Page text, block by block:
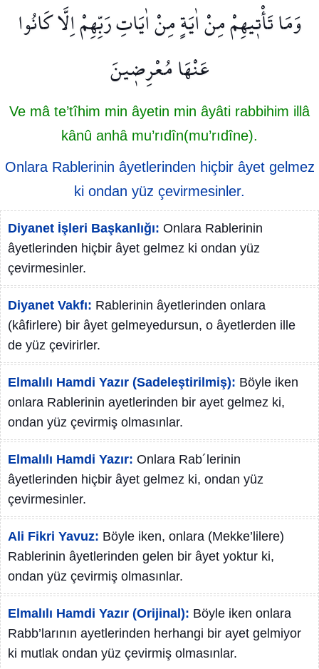
وَمَا تَأْت۪يهِمْ مِنْ اٰيَةٍ مِنْ اٰيَاتِ رَبِّهِمْ اِلَّا كَانُوا
عَنْهَا مُعْرِض۪ينَ
Ve mâ te’tîhim min âyetin min âyâti rabbihim illâ
kânû anhâ mu’rıdîn(mu’rıdîne).
Onlara Rablerinin âyetlerinden hiçbir âyet gelmez
ki ondan yüz çevirmesinler.
Diyanet İşleri Başkanlığı: Onlara Rablerinin
âyetlerinden hiçbir âyet gelmez ki ondan yüz
çevirmesinler.
Diyanet Vakfı: Rablerinin âyetlerinden onlara
(kâfirlere) bir âyet gelmeyedursun, o âyetlerden ille
de yüz çevirirler.
Elmalılı Hamdi Yazır (Sadeleştirilmiş): Böyle iken
onlara Rablerinin ayetlerinden bir ayet gelmez ki,
ondan yüz çevirmiş olmasınlar.
Elmalılı Hamdi Yazır: Onlara Rab´lerinin
âyetlerinden hiçbir âyet gelmez ki, ondan yüz
çevirmesinler.
Ali Fikri Yavuz: Böyle iken, onlara (Mekke’lilere)
Rablerinin âyetlerinden gelen bir âyet yoktur ki,
ondan yüz çevirmiş olmasınlar.
Elmalılı Hamdi Yazır (Orijinal): Böyle iken onlara
Rabb’larının ayetlerinden herhangi bir ayet gelmiyor
ki mutlak ondan yüz çevirmiş olmasınlar.